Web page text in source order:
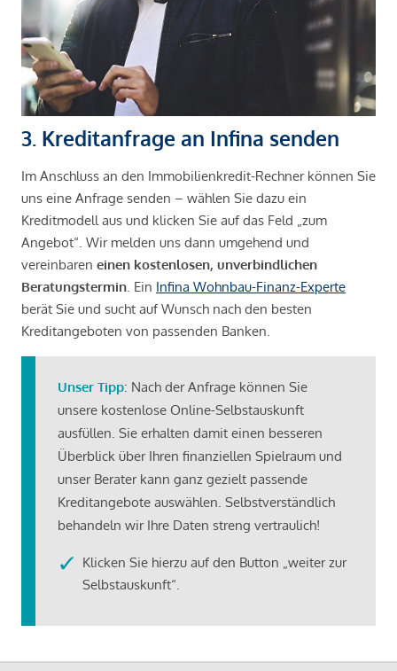
3. Kreditanfrage an Infina senden
Im Anschluss an den Immobilienkredit-Rechner können Sie
uns eine Anfrage senden – wählen Sie dazu ein
Kreditmodell aus und klicken Sie auf das Feld „zum
Angebot“. Wir melden uns dann umgehend und
vereinbaren einen kostenlosen, unverbindlichen
Beratungstermin . Ein Infina Wohnbau-Finanz-Experte
berät Sie und sucht auf Wunsch nach den besten
Kreditangeboten von passenden Banken.
Unser Tipp: Nach der Anfrage können Sie
unsere kostenlose Online-Selbstauskunft
ausfüllen. Sie erhalten damit einen besseren
Überblick über Ihren finanziellen Spielraum und
unser Berater kann ganz gezielt passende
Kreditangebote auswählen. Selbstverständlich
behandeln wir Ihre Daten streng vertraulich!
Klicken Sie hierzu auf den Button „weiter zur
Selbstauskunft“.